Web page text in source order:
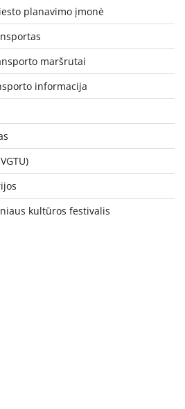
planavimo įmonė
maršrutai
informacija
kultūros festivalis